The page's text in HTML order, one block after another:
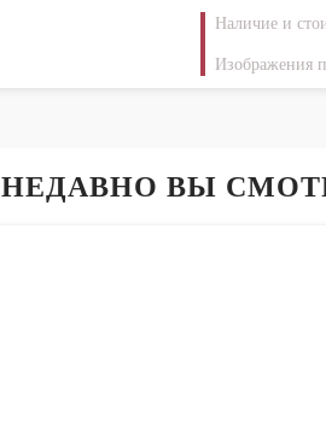
Наличие и
Изображения
НЕДАВНО ВЫ